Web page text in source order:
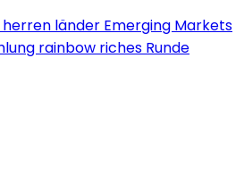
herren länder Emerging Markets
rainbow riches Runde